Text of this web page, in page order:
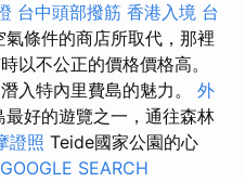
台中頭部撥筋 香港入境 台
條件的商店所取代，那裡
以不公正的價格價格高。
入特內里費島的魅力。 外
最好的遊覽之一，通往森林
證照 Teide國家公園的心
GOOGLE SEARCH